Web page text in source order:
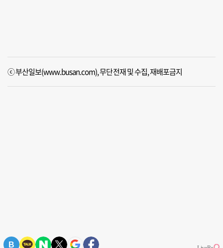
ⓒ 부산일보(www.busan.com), 무단전재 및 수집, 재배포금지